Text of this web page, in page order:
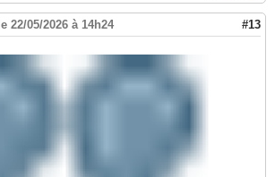
le 22/05/2026 à 14h24 #13